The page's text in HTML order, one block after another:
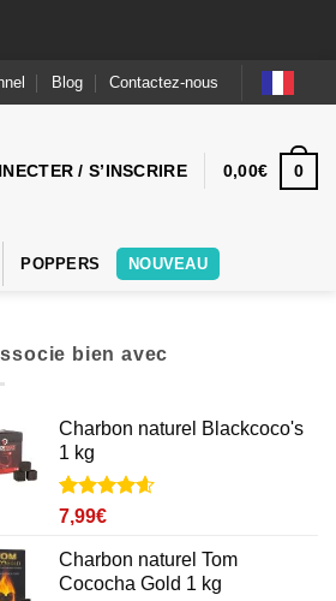
Blog Contactez-nous
/ S’INSCRIRE 0,00€ 0
POPPERS NOUVEAU
bien avec
Charbon naturel Blackcoco's
1 kg
Noté4.6
sur 5 basé
sur
28
notations
client
7,99€
Charbon naturel Tom
Cococha Gold 1 kg